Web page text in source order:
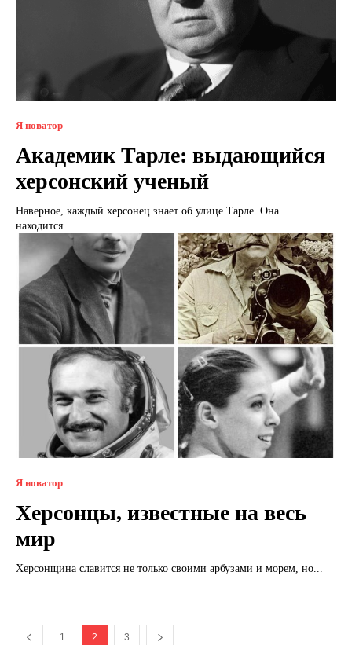
Я новатор
Академик Тарле: выдающийся
херсонский ученый
Наверное, каждый херсонец знает об улице Тарле. Она
находится...
Я новатор
Херсонцы, известные на весь
мир
Херсонщина славится не только своими арбузами и морем, но...
1 2 3